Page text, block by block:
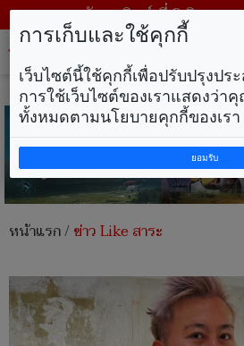
วันอาทิตย์ ที่ 9 สิงหาค
หน้าแรก/ข่าว Like สาระ
การเก็บและใช้คุกกี้
เว็บไซต์นี้ใช้คุกกี้เพื่อปรับปรุงปร
การใช้เว็บไซต์ของเราแสดงว่
ทั้งหมดตามนโยบายคุกกี้ของเรา
ยอมรับ